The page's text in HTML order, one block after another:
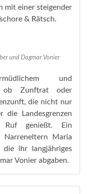
mit einer steigender
& Rätsch.
und Dagmar Vonier
und
ob Zunftrat oder
die nicht nur
Landesgrenzen
Ruf genießt. Ein
Narreneltern Maria
ihr langjähriges
Vonier abgaben.